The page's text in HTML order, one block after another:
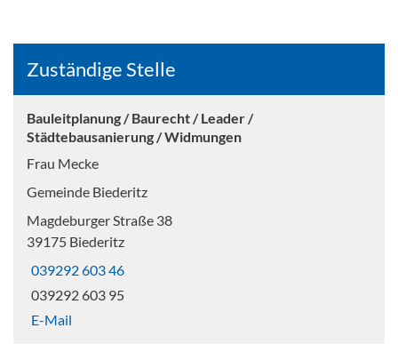
Zuständige Stelle
Bauleitplanung / Baurecht / Leader /
Städtebausanierung / Widmungen
Frau Mecke
Gemeinde Biederitz
Magdeburger Straße 38
39175 Biederitz
039292 603 46
039292 603 95
E-Mail